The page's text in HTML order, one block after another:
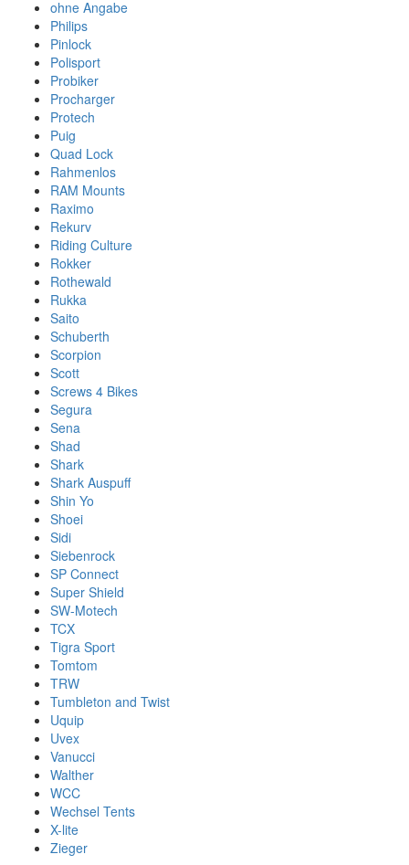
ohne Angabe
Philips
Pinlock
Polisport
Probiker
Procharger
Protech
Puig
Quad Lock
Rahmenlos
RAM Mounts
Raximo
Rekurv
Riding Culture
Rokker
Rothewald
Rukka
Saito
Schuberth
Scorpion
Scott
Screws 4 Bikes
Segura
Sena
Shad
Shark
Shark Auspuff
Shin Yo
Shoei
Sidi
Siebenrock
SP Connect
Super Shield
SW-Motech
TCX
Tigra Sport
Tomtom
TRW
Tumbleton and Twist
Uquip
Uvex
Vanucci
Walther
WCC
Wechsel Tents
X-lite
Zieger